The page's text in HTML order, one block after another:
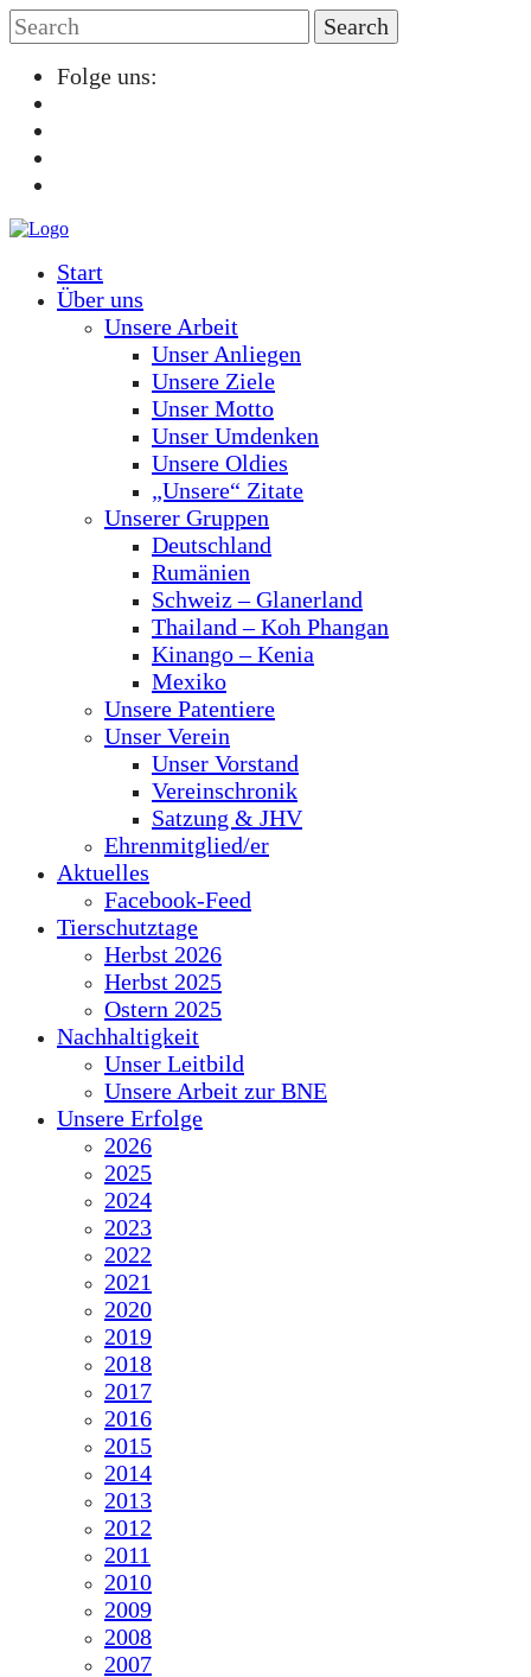
Folge uns:
Start
Über uns
Unsere Arbeit
Unser Anliegen
Unsere Ziele
Unser Motto
Unser Umdenken
Unsere Oldies
„Unsere“ Zitate
Unserer Gruppen
Deutschland
Rumänien
Schweiz – Glanerland
Thailand – Koh Phangan
Kinango – Kenia
Mexiko
Unsere Patentiere
Unser Verein
Unser Vorstand
Vereinschronik
Satzung & JHV
Ehrenmitglied/er
Aktuelles
Facebook-Feed
Tierschutztage
Herbst 2026
Herbst 2025
Ostern 2025
Nachhaltigkeit
Unser Leitbild
Unsere Arbeit zur BNE
Unsere Erfolge
2026
2025
2024
2023
2022
2021
2020
2019
2018
2017
2016
2015
2014
2013
2012
2011
2010
2009
2008
2007